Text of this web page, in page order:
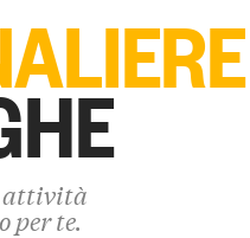
attività
per te.